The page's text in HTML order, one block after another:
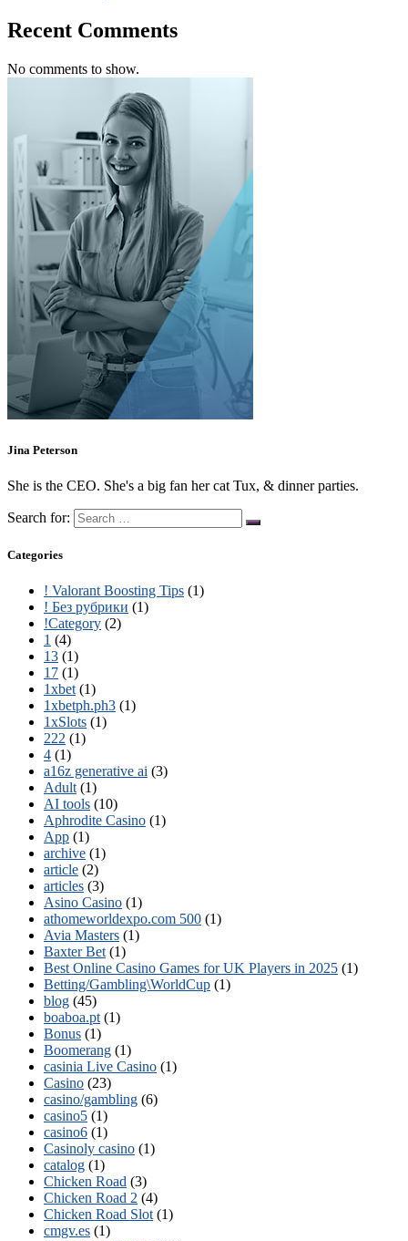
Recent Comments
No comments to show.
Jina Peterson
She is the CEO. She's a big fan her cat Tux, & dinner parties.
Search for:
Categories
! Valorant Boosting Tips (1)
! Без рубрики (1)
!Category (2)
1 (4)
13 (1)
17 (1)
1xbet (1)
1xbetph.ph3 (1)
1xSlots (1)
222 (1)
4 (1)
a16z generative ai (3)
Adult (1)
AI tools (10)
Aphrodite Casino (1)
App (1)
archive (1)
article (2)
articles (3)
Asino Casino (1)
athomeworldexpo.com 500 (1)
Avia Masters (1)
Baxter Bet (1)
Best Online Casino Games for UK Players in 2025 (1)
Betting/Gambling\WorldCup (1)
blog (45)
boaboa.pt (1)
Bonus (1)
Boomerang (1)
casinia Live Casino (1)
Casino (23)
casino/gambling (6)
casino5 (1)
casino6 (1)
Casinoly casino (1)
catalog (1)
Chicken Road (3)
Chicken Road 2 (4)
Chicken Road Slot (1)
cmgv.es (1)